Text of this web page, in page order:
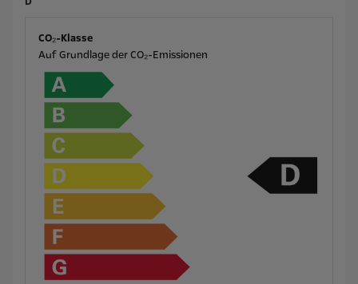
CO₂-Klasse
Auf Grundlage der CO₂-Emissionen